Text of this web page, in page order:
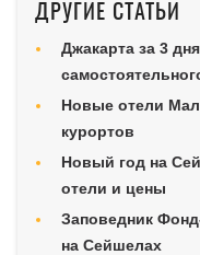
ДРУГИЕ СТАТЬИ
Джакарта за 3
Новые отели
курортов
Новый год на
отели и цены
Заповедник
на Сейшелах